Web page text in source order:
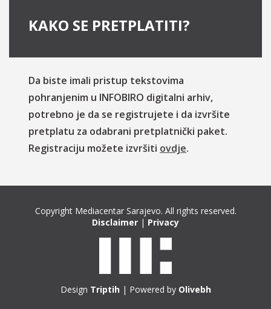
KAKO SE PRETPLATITI?
Da biste imali pristup tekstovima
pohranjenim u INFOBIRO digitalni arhiv,
potrebno je da se registrujete i da izvršite
pretplatu za odabrani pretplatnički paket.
Registraciju možete izvršiti ovdje.
Copyright Mediacentar Sarajevo. All rights reserved.
Disclaimer | Privacy
Design Triptih| Powered by Olivebh